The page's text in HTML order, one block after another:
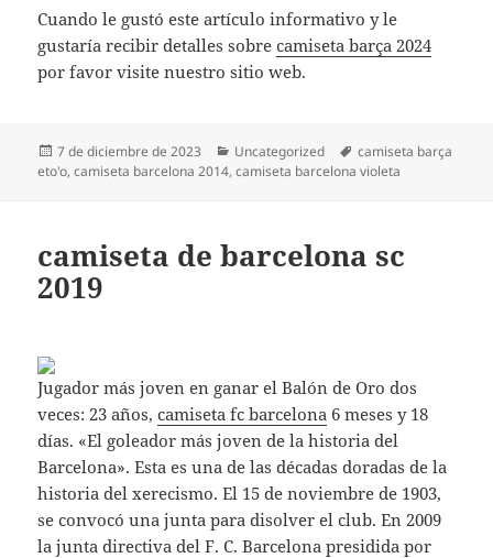
Cuando le gustó este artículo informativo y le
gustaría recibir detalles sobrecamiseta barça 2024
por favor visite nuestro sitio web.
Publicado
el
7 de diciembre de 2023 Categorías
Uncategorized Etiquetas
camiseta barça
eto'o,camiseta barcelona 2014,camiseta barcelona violeta
camiseta de barcelona sc
2019
Jugador más joven en ganar el Balón de Oro dos
veces: 23 años,camiseta fc barcelona 6 meses y 18
días. «El goleador más joven de la historia del
Barcelona». Esta es una de las décadas doradas de la
historia del xerecismo. El 15 de noviembre de 1903,
se convocó una junta para disolver el club. En 2009
la junta directiva del F. C. Barcelona presidida por